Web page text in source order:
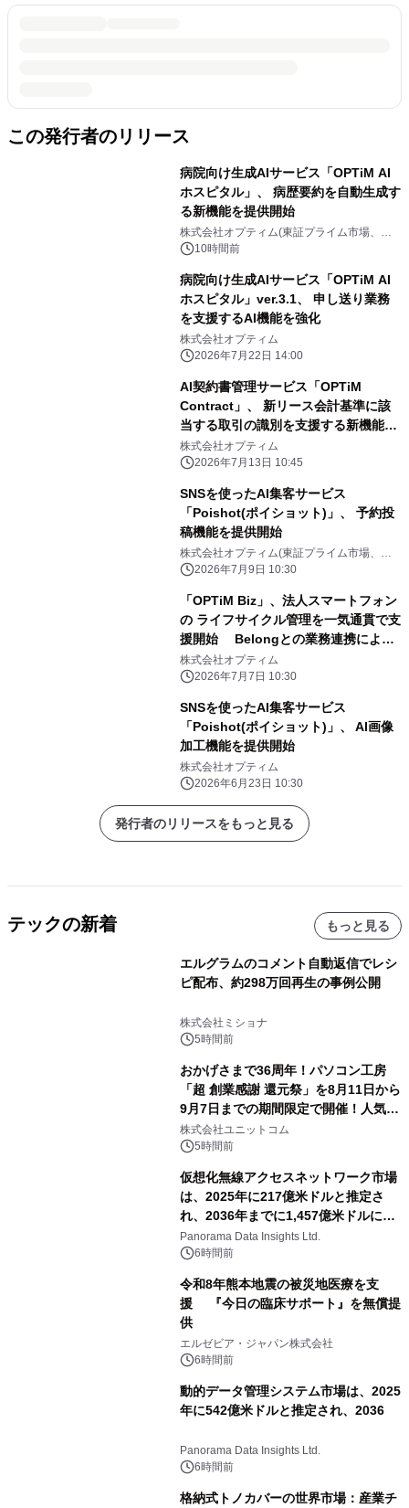
この発行者のリリース
病院向け生成AIサービス「OPTiM AI
ホスピタル」、 病歴要約を自動生成す
る新機能を提供開始
株式会社オプティム(東証プライム市場、コ
ード：3694)
10時間前
病院向け生成AIサービス「OPTiM AI
ホスピタル」ver.3.1、 申し送り業務
を支援するAI機能を強化
株式会社オプティム
2026年7月22日 14:00
AI契約書管理サービス「OPTiM
Contract」、 新リース会計基準に該
当する取引の識別を支援する新機能を
提供開始 ～リース該当性の判定作業に
かかる工数を削減～
株式会社オプティム
2026年7月13日 10:45
SNSを使ったAI集客サービス
「Poishot(ポイショット)」、 予約投
稿機能を提供開始
株式会社オプティム(東証プライム市場、コ
ード：3694)
2026年7月9日 10:30
「OPTiM Biz」、法人スマートフォン
の ライフサイクル管理を一気通貫で支
援開始 Belongとの業務連携によ
り、セキュアな売却・処分への シーム
レスな導線を提供
株式会社オプティム
2026年7月7日 10:30
SNSを使ったAI集客サービス
「Poishot(ポイショット)」、 AI画像
加工機能を提供開始
株式会社オプティム
2026年6月23日 10:30
発行者のリリースをもっと見る
テックの新着 もっと見る
エルグラムのコメント自動返信でレシ
ピ配布、約298万回再生の事例公開
株式会社ミショナ
5時間前
おかげさまで36周年！パソコン工房
「超 創業感謝 還元祭」を8月11日から
9月7日までの期間限定で開催！人気の
ゲーミングPCや高性能ノートPCなど
対象iiyama PCのご購入で最大3万円分
株式会社ユニットコム
5時間前
仮想化無線アクセスネットワーク市場
は、2025年に217億米ドルと推定さ
れ、2036年までに1,457億米ドルに達
すると予測されており、予測期間
（2026年～2036年）
Panorama Data Insights Ltd.
6時間前
令和8年熊本地震の被災地医療を支
援 『今日の臨床サポート』を無償提
供
エルゼビア・ジャパン株式会社
6時間前
動的データ管理システム市場は、2025
年に542億米ドルと推定され、2036
Panorama Data Insights Ltd.
6時間前
格納式トノカバーの世界市場：産業チ